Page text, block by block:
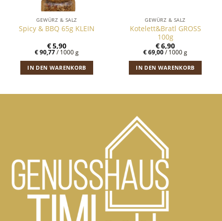
GEWÜRZ & SALZ
Spicy & BBQ 65g KLEIN
€5,90
€90,77/1000g
IN DEN WARENKORB
GEWÜRZ & SALZ
Kotelett&Bratl GROSS
100g
€6,90
€69,00/1000g
IN DEN WARENKORB